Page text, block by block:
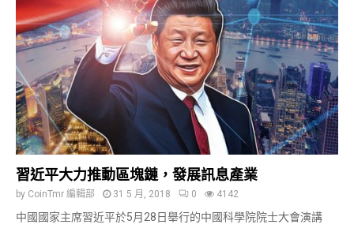
習近平大力推動區塊鏈，發展訊息產業
by CoinTmr 編輯部 31 5 月, 2018 0 4142
中國國家主席習近平於5月28日舉行的中國科學院院士大會演講